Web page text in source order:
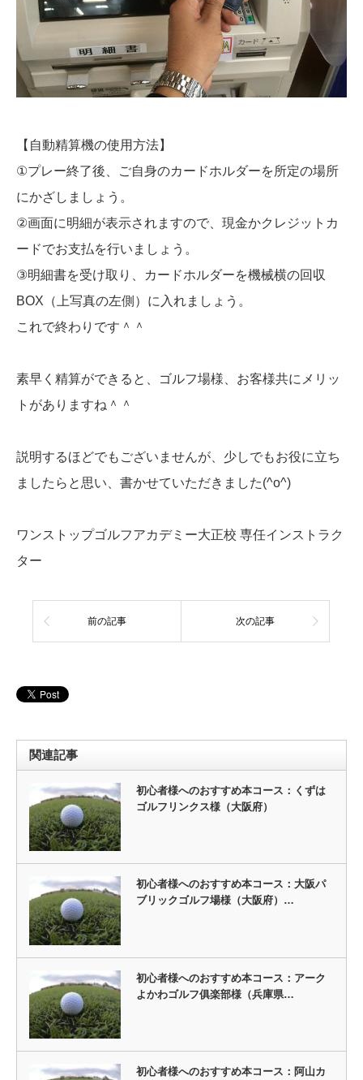
【自動精算機の使用方法】
①プレー終了後、ご自身のカードホルダーを所定の場所
にかざしましょう。
②画面に明細が表示されますので、現金かクレジットカ
ードでお支払を行いましょう。
③明細書を受け取り、カードホルダーを機械横の回収
BOX（上写真の左側）に入れましょう。
これで終わりです＾＾
素早く精算ができると、ゴルフ場様、お客様共にメリッ
トがありますね＾＾
説明するほどでもございませんが、少しでもお役に立ち
ましたらと思い、書かせていただきました(^o^)
ワンストップゴルフアカデミー大正校 専任インストラク
ター
前の記事 次の記事
関連記事
初心者様へのおすすめ本コース：くずは
ゴルフリンクス様（大阪府）
初心者様へのおすすめ本コース：大阪パ
ブリックゴルフ場様（大阪府）…
初心者様へのおすすめ本コース：アーク
よかわゴルフ俱楽部様（兵庫県…
初心者様へのおすすめ本コース：阿山カ